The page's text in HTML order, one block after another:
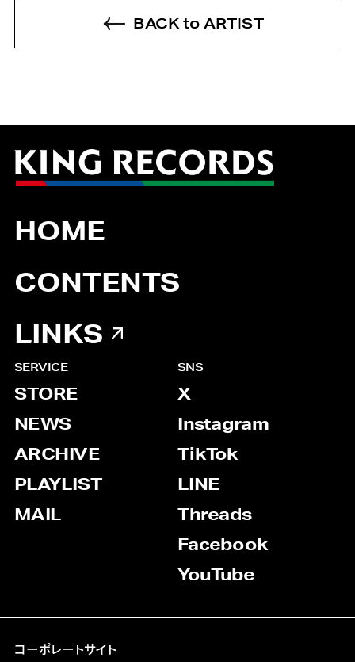
BACK to ARTIST
HOME
CONTENTS
LINKS
SERVICE
STORE
NEWS
ARCHIVE
PLAYLIST
MAIL
SNS
X
Instagram
TikTok
LINE
Threads
Facebook
YouTube
コーポレートサイト